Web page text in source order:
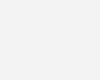
den Einbau
Wartung von
von Regenwasser vor
gegenüber